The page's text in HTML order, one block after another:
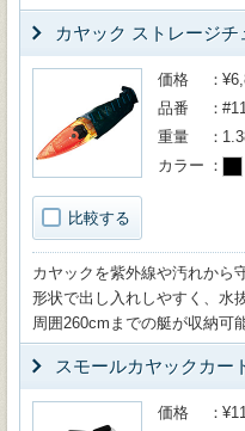
カヤック ストレージチ
比較する
価格
品番
重量
カラー
カヤックを紫外線や汚れから
形状で出し入れしやすく、水
周囲260cmまでの艇が収納可
スモールカヤックカー
価格